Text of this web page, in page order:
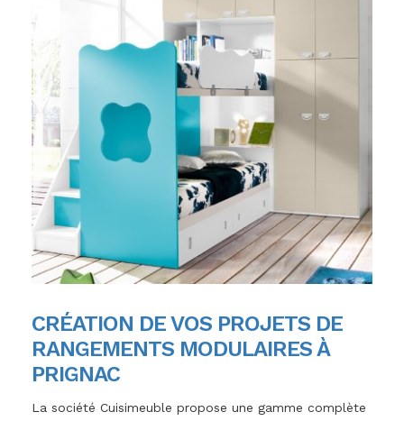
CRÉATION DE VOS PROJETS DE
RANGEMENTS MODULAIRES À
PRIGNAC
La société Cuisimeuble propose une gamme complète